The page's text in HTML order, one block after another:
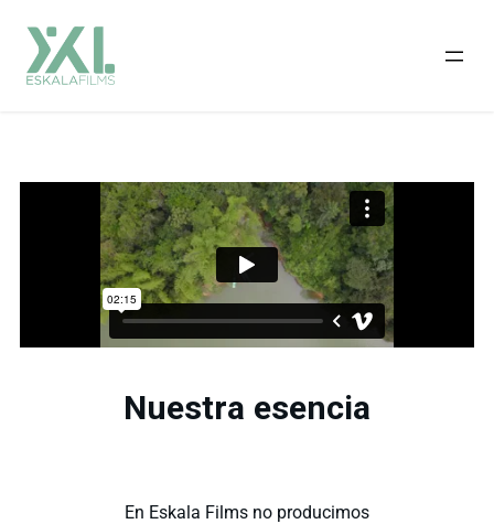
Nuestra esencia
En Eskala Films no producimos